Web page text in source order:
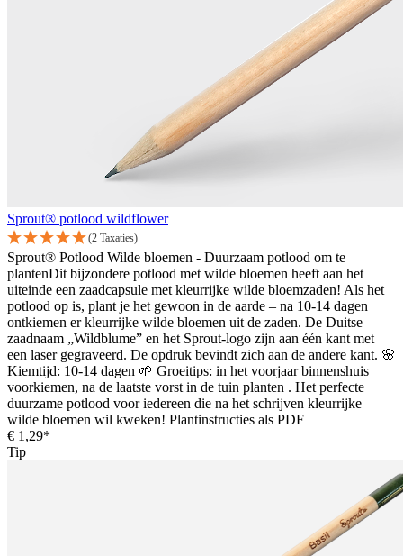
Sprout® potlood wildflower
(2 Taxaties)
Sprout® Potlood Wilde bloemen - Duurzaam potlood om te
plantenDit bijzondere potlood met wilde bloemen heeft aan het
uiteinde een zaadcapsule met kleurrijke wilde bloemzaden! Als het
potlood op is, plant je het gewoon in de aarde – na 10-14 dagen
ontkiemen er kleurrijke wilde bloemen uit de zaden. De Duitse
zaadnaam „Wildblume” en het Sprout-logo zijn aan één kant met
een laser gegraveerd. De opdruk bevindt zich aan de andere kant. 🌸
Kiemtijd: 10-14 dagen 🌱 Groeitips: in het voorjaar binnenshuis
voorkiemen, na de laatste vorst in de tuin planten . Het perfecte
duurzame potlood voor iedereen die na het schrijven kleurrijke
wilde bloemen wil kweken! Plantinstructies als PDF
€ 1,29*
Tip